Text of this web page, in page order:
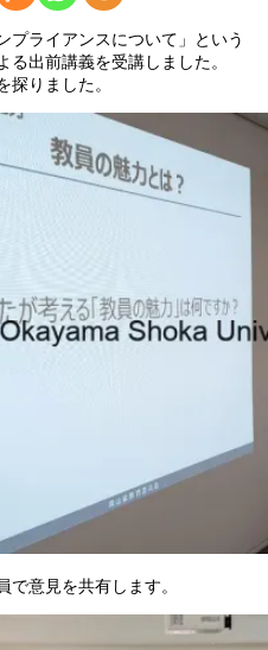
ライアンスについて」という
出前講義を受講しました。
りました。
意見を共有します。